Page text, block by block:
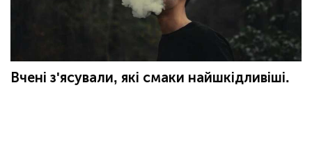
Вчені з'ясували, які смаки найшкідливіші.